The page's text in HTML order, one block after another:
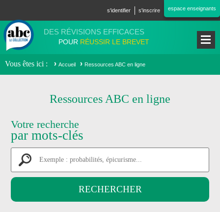
s'identifier s'inscrire espace enseignants
DES RÉVISIONS EFFICACES
POUR RÉUSSIR LE BREVET
Vous êtes ici Accueil Ressources ABC en ligne
Ressources ABC en ligne
Votre recherche
par mots-clés